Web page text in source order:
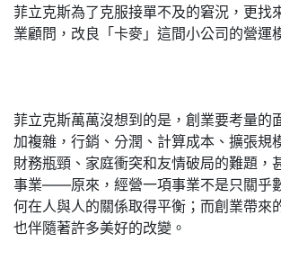
菲立克斯為了克服接單不及的窘況，更找
業顧問，改良「卡麥」這間小公司的營運
菲立克斯萬萬沒想到的是，創業要考量的
加複雜，行銷、分潤、計算成本、擴張
財務瓶頸、家庭衝突和友情破局的難題，
事業——原來，經營一項事業不是只關乎
何在人與人的關係取得平衡；而創業帶來
也伴隨著許多美好的改變。